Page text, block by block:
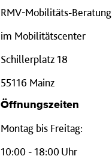
RMV-Mobilitäts-Beratung
im Mobilitätscenter
Schillerplatz 18
55116 Mainz
Öffnungszeiten
Montag bis Freitag:
10:00 - 18:00 Uhr